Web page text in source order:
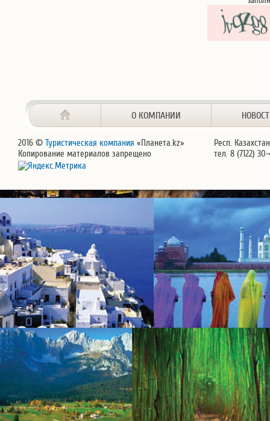
О КОМПАНИИ
2016 © Туристическая компания «Планета.kz»
Копирование материалов запрещено
Респ.
тел. 8 (7122)